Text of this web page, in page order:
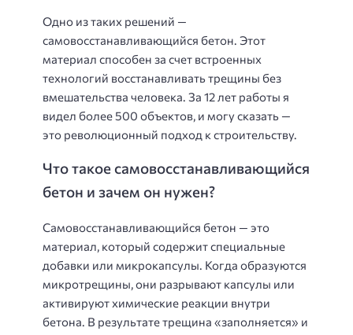
Одно из таких решений —
самовосстанавливающийся бетон. Этот
материал способен за счет встроенных
технологий восстанавливать трещины без
вмешательства человека. За 12 лет работы я
видел более 500 объектов, и могу сказать —
это революционный подход к строительству.
Что такое самовосстанавливающийся
бетон и зачем он нужен?
Самовосстанавливающийся бетон — это
материал, который содержит специальные
добавки или микрокапсулы. Когда образуются
микротрещины, они разрывают капсулы или
активируют химические реакции внутри
бетона. В результате трещина «заполняется» и